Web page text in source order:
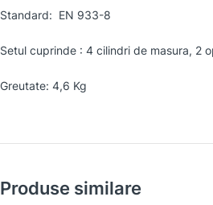
Standard: EN 933-8
Setul cuprinde : 4 cilindri de masura, 2
Greutate: 4,6 Kg
Produse similare